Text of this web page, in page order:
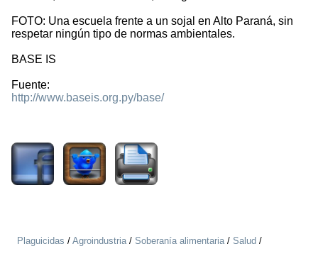
FOTO: Una escuela frente a un sojal en Alto Paraná, sin
respetar ningún tipo de normas ambientales.
BASE IS
Fuente:
http://www.baseis.org.py/base/
Plaguicidas / Agroindustria/ Soberanía alimentaria/ Salud /